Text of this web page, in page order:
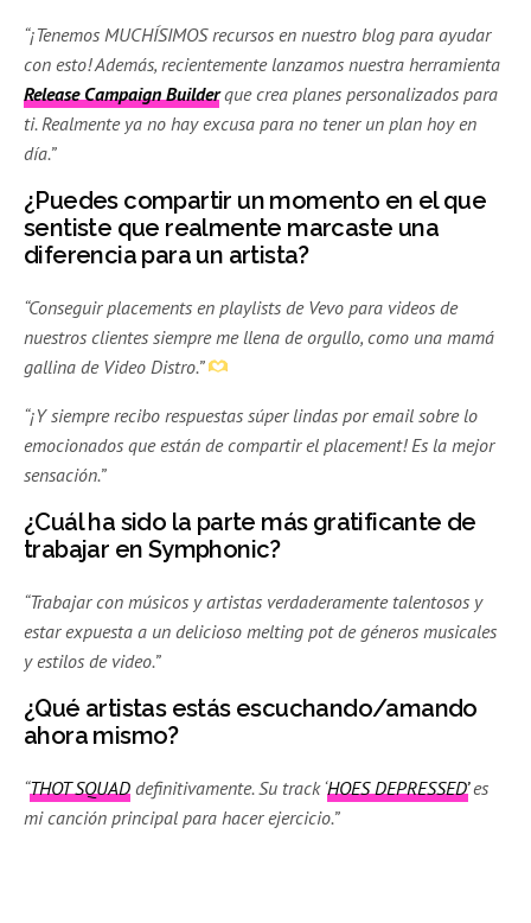
“¡Tenemos MUCHÍSIMOS recursos en nuestro blog para ayudar
con esto! Además, recientemente lanzamos nuestra herramienta
Release Campaign Builderque crea planes personalizados para
ti. Realmente ya no hay excusa para no tener un plan hoy en
día.”
¿Puedes compartir un momento en el que
sentiste que realmente marcaste una
diferencia para un artista?
“Conseguir placements en playlists de Vevo para videos de
nuestros clientes siempre me llena de orgullo, como una mamá
gallina de Video Distro.”
“¡Y siempre recibo respuestas súper lindas por email sobre lo
emocionados que están de compartir el placement! Es la mejor
sensación.”
¿Cuál ha sido la parte más gratificante de
trabajar en Symphonic?
“Trabajar con músicos y artistas verdaderamente talentosos y
estar expuesta a un delicioso melting pot de géneros musicales
y estilos de video.”
¿Qué artistas estás escuchando/amando
ahora mismo?
“THOT SQUAD definitivamente. Su track ‘HOES DEPRESSED’es
mi canción principal para hacer ejercicio.”